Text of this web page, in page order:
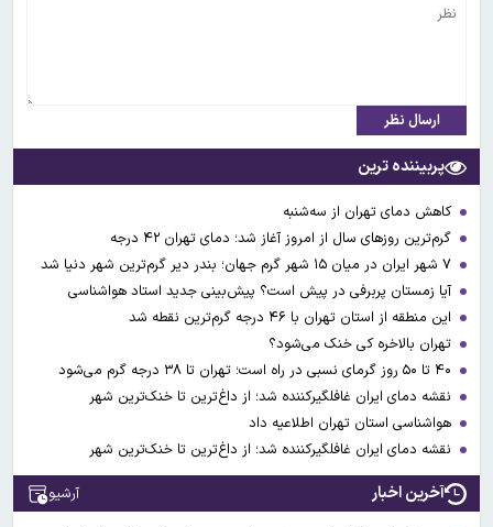
ارسال نظر
پربیننده ترین
کاهش دمای تهران از سه‌شنبه
گرم‌ترین روزهای سال از امروز آغاز شد؛ دمای تهران ۴۲ درجه
آیا زمستان پربرفی در پیش است؟ پیش‌بینی جدید استاد هواشناسی
این منطقه از استان تهران با ۴۶ درجه گرم‌ترین نقطه شد
تهران بالاخره کی خنک می‌شود؟
نقشه دمای ایران غافلگیرکننده شد؛ از داغ‌ترین تا خنک‌ترین شهر
هواشناسی استان تهران اطلاعیه داد
نقشه دمای ایران غافلگیرکننده شد؛ از داغ‌ترین تا خنک‌ترین شهر
آخرین اخبار آرشیو